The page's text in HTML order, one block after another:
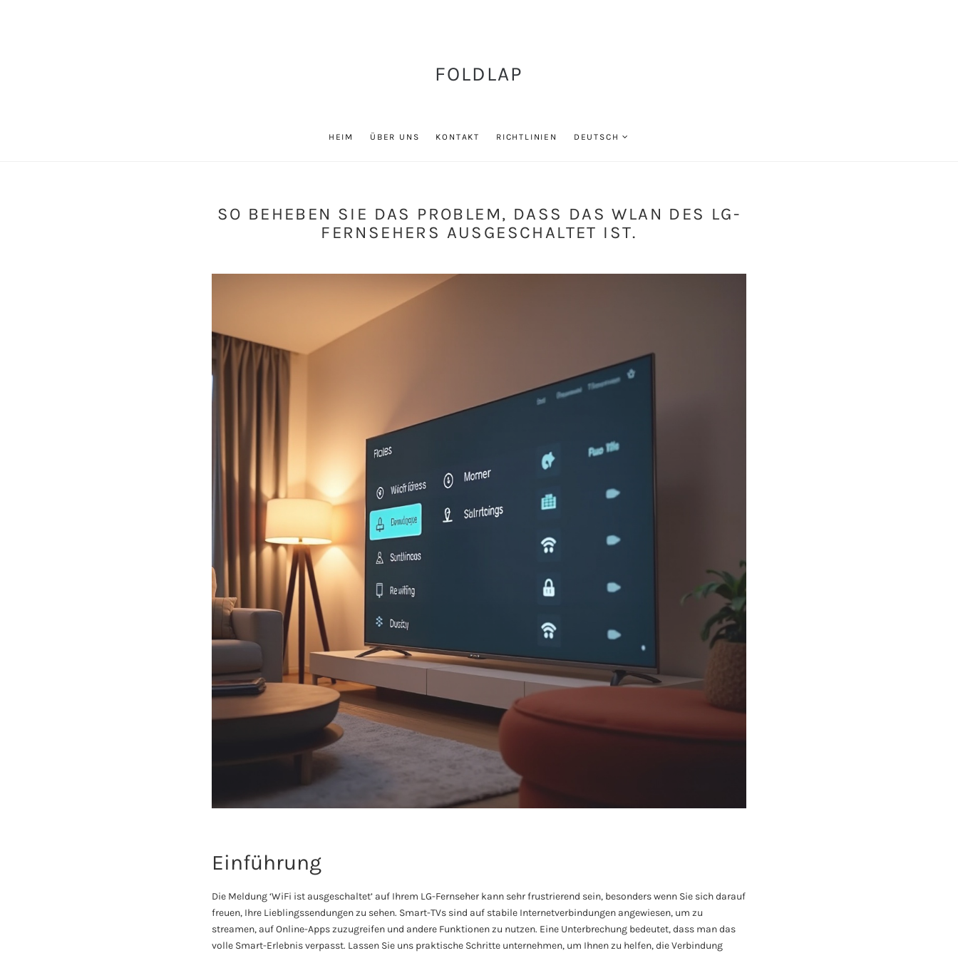
FOLDLAP
HEIM ÜBER UNS KONTAKT RICHTLINIEN DEUTSCH
SO BEHEBEN SIE DAS PROBLEM, DASS DAS WLAN DES LG-
FERNSEHERS AUSGESCHALTET IST.
Einführung
Die Meldung ‘WiFi ist ausgeschaltet’ auf Ihrem LG-Fernseher kann sehr frustrierend sein, besonders wenn Sie sich darauf
freuen, Ihre Lieblingssendungen zu sehen. Smart-TVs sind auf stabile Internetverbindungen angewiesen, um zu
streamen, auf Online-Apps zuzugreifen und andere Funktionen zu nutzen. Eine Unterbrechung bedeutet, dass man das
volle Smart-Erlebnis verpasst. Lassen Sie uns praktische Schritte unternehmen, um Ihnen zu helfen, die Verbindung